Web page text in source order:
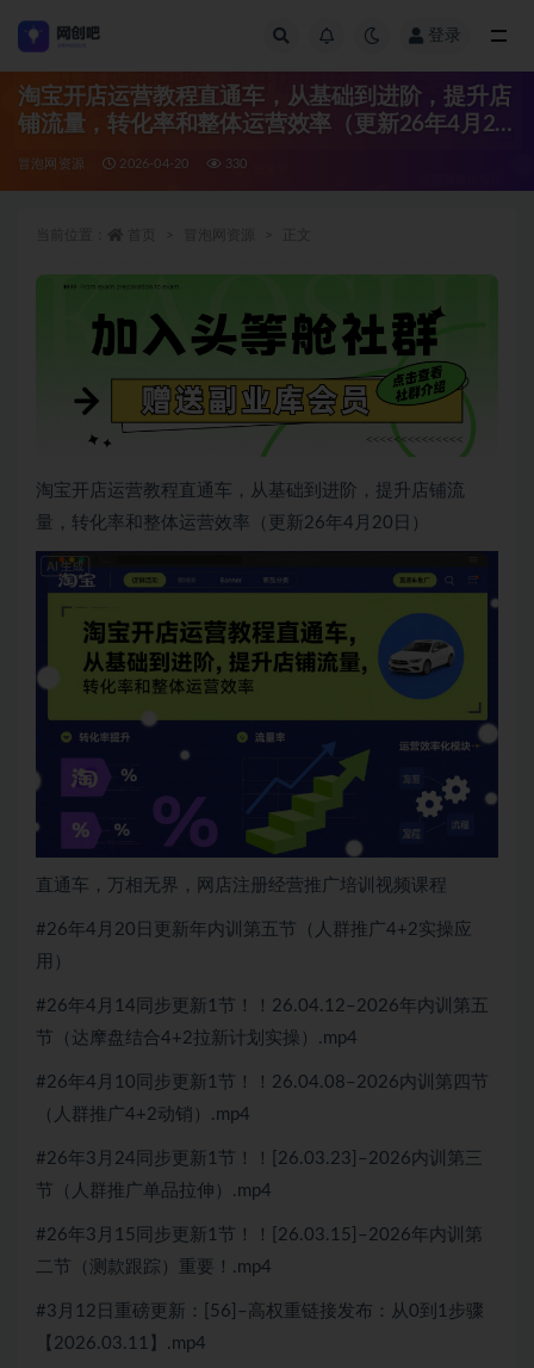
登录
淘宝开店运营教程直通车，从基础到进阶，提升店
铺流量，转化率和整体运营效率（更新26年4月20
日）
冒泡网资源 2026-04-20 330
淘宝开店运营教程直通车，从基础到进阶，提升店铺流
量，转化率和整体运营效率（更新26年4月20日）
直通车，万相无界，网店注册经营推广培训视频课程
#26年4月20日更新年内训第五节（人群推广4+2实操应
用）
#26年4月14同步更新1节！！26.04.12–2026年内训第五
节（达摩盘结合4+2拉新计划实操）.mp4
#26年4月10同步更新1节！！26.04.08–2026内训第四节
（人群推广4+2动销）.mp4
#26年3月24同步更新1节！！[26.03.23]–2026内训第三
节（人群推广单品拉伸）.mp4
#26年3月15同步更新1节！！[26.03.15]–2026年内训第
二节（测款跟踪）重要！.mp4
#3月12日重磅更新：[56]–高权重链接发布：从0到1步骤
【2026.03.11】.mp4